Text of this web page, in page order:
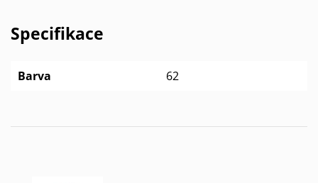
Specifikace
Barva 62